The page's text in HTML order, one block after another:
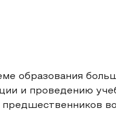
образования
и проведению
предшественников